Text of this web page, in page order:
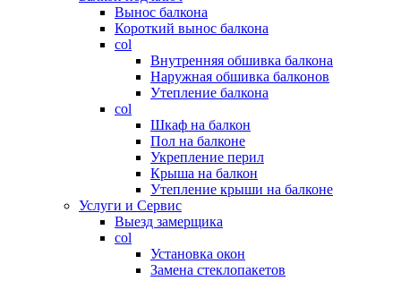
Вынос балкона
Короткий вынос балкона
col
Внутренняя обшивка балкона
Наружная обшивка балконов
Утепление балкона
col
Шкаф на балкон
Пол на балконе
Укрепление перил
Крыша на балкон
Утепление крыши на балконе
Услуги и Сервис
Выезд замерщика
col
Установка окон
Замена стеклопакетов